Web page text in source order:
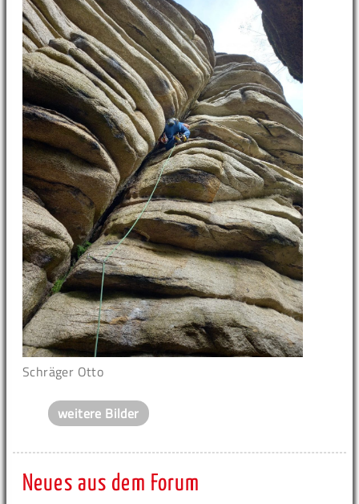
Schräger Otto
weitere Bilder
Neues aus dem Forum